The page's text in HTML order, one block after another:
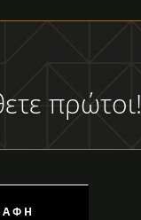
πρώτοι!